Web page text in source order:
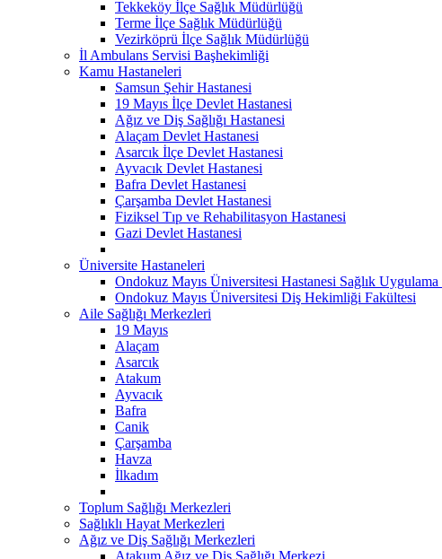
Tekkeköy İlçe Sağlık Müdürlüğü
Terme İlçe Sağlık Müdürlüğü
Vezirköprü İlçe Sağlık Müdürlüğü
İl Ambulans Servisi Başhekimliği
Kamu Hastaneleri
Samsun Şehir Hastanesi
19 Mayıs İlçe Devlet Hastanesi
Ağız ve Diş Sağlığı Hastanesi
Alaçam Devlet Hastanesi
Asarcık İlçe Devlet Hastanesi
Ayvacık Devlet Hastanesi
Bafra Devlet Hastanesi
Çarşamba Devlet Hastanesi
Fiziksel Tıp ve Rehabilitasyon Hastanesi
Gazi Devlet Hastanesi
Üniversite Hastaneleri
Ondokuz Mayıs Üniversitesi Hastanesi Sağlık Uygulama
Ondokuz Mayıs Üniversitesi Diş Hekimliği Fakültesi
Aile Sağlığı Merkezleri
19 Mayıs
Alaçam
Asarcık
Atakum
Ayvacık
Bafra
Canik
Çarşamba
Havza
İlkadım
Toplum Sağlığı Merkezleri
Sağlıklı Hayat Merkezleri
Ağız ve Diş Sağlığı Merkezleri
Atakum Ağız ve Diş Sağlığı Merkezi